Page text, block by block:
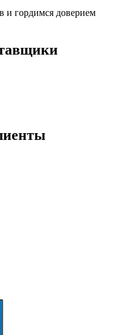
и гордимся доверием